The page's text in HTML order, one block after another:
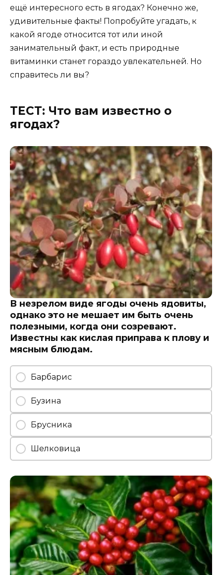
ещё интересного есть в ягодах? Конечно же,
удивительные факты! Попробуйте угадать, к
какой ягоде относится тот или иной
занимательный факт, и есть природные
витаминки станет гораздо увлекательней. Но
справитесь ли вы?
ТЕСТ: Что вам известно о
ягодах?
В незрелом виде ягоды очень ядовиты,
однако это не мешает им быть очень
полезными, когда они созревают.
Известны как кислая приправа к плову и
мясным блюдам.
Барбарис
Бузина
Брусника
Шелковица